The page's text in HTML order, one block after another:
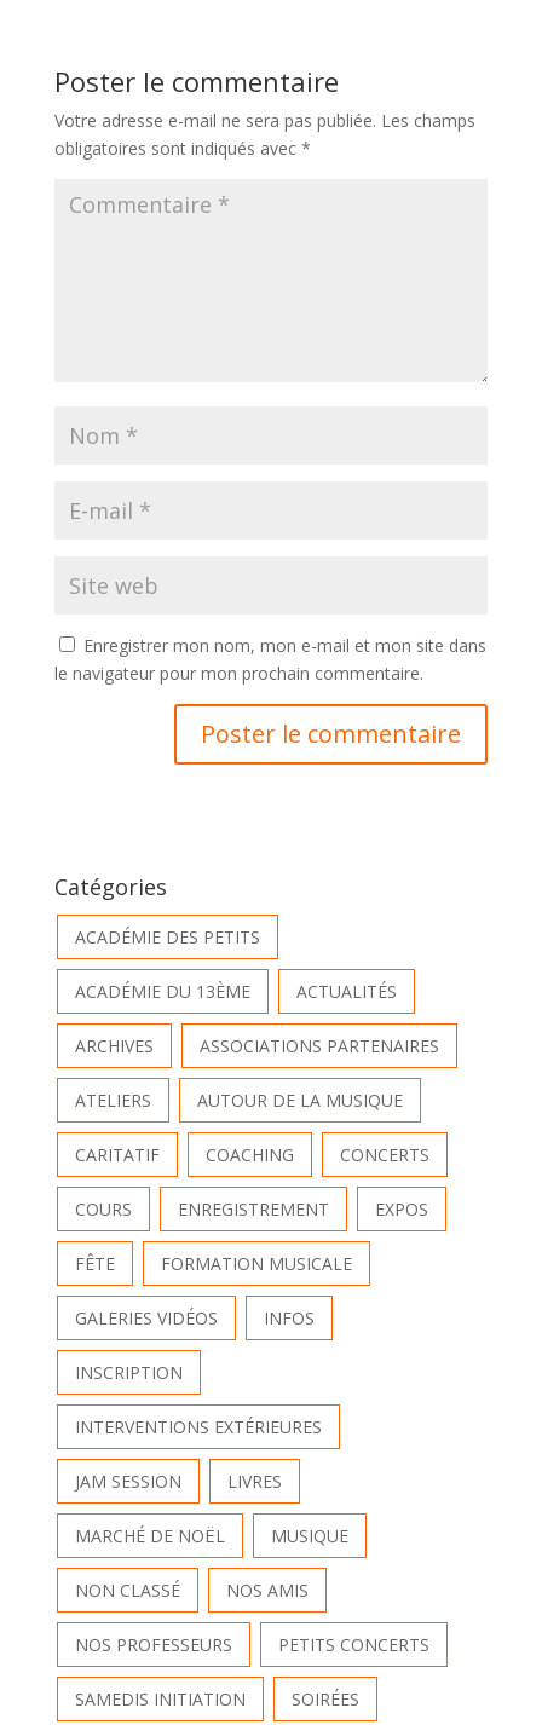
Poster le commentaire
Votre adresse e-mail ne sera pas publiée. Les champs
obligatoires sont indiqués avec *
Enregistrer mon nom, mon e-mail et mon site dans
le navigateur pour mon prochain commentaire.
Catégories
ACADÉMIE DES PETITS
ACADÉMIE DU 13ÈME ACTUALITÉS
ARCHIVES ASSOCIATIONS PARTENAIRES
ATELIERS AUTOUR DE LA MUSIQUE
CARITATIF COACHING CONCERTS
COURS ENREGISTREMENT EXPOS
FÊTE FORMATION MUSICALE
GALERIES VIDÉOS INFOS
INSCRIPTION
INTERVENTIONS EXTÉRIEURES
JAM SESSION LIVRES
MARCHÉ DE NOËL MUSIQUE
NON CLASSÉ NOS AMIS
NOS PROFESSEURS PETITS CONCERTS
SAMEDIS INITIATION SOIRÉES